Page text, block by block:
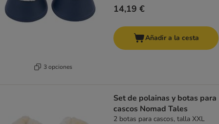
3 opciones
14,19 €
Añadir a la cesta
Set de polainas y botas para
cascos Nomad Tales
2 botas para cascos, talla XXL